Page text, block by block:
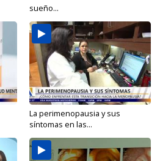
sueño...
La perimenopausia y sus
síntomas en las...